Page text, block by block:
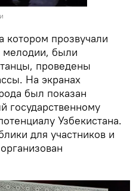
котором прозвучали
мелодии, были
проведены
На экранах
был показан
государственному
Узбекистана.
для участников и